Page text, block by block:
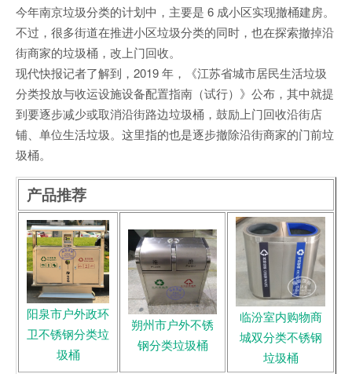
今年南京垃圾分类的计划中，主要是 6 成小区实现撤桶建房。
不过，很多街道在推进小区垃圾分类的同时，也在探索撤掉沿
街商家的垃圾桶，改上门回收。
现代快报记者了解到，2019 年，《江苏省城市居民生活垃圾
分类投放与收运设施设备配置指南（试行）》公布，其中就提
到要逐步减少或取消沿街路边垃圾桶，鼓励上门回收沿街店
铺、单位生活垃圾。这里指的也是逐步撤除沿街商家的门前垃
圾桶。
产品推荐
阳泉市户外政环
卫不锈钢分类垃
圾桶
朔州市户外不锈
钢分类垃圾桶
临汾室内购物商
城双分类不锈钢
垃圾桶